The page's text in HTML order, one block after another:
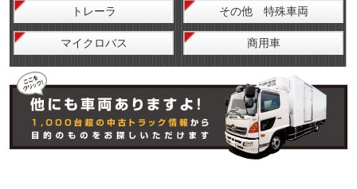
トレーラ その他 特殊車両
マイクロバス 商用車